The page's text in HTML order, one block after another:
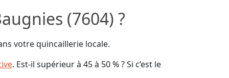
(7604) ?
votre quincaillerie locale.
. Est-il supérieur à 45 à 50 % ? Si c’est le